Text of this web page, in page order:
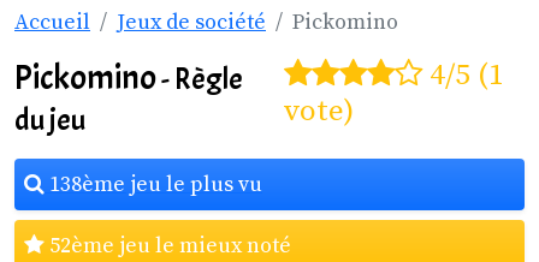
Accueil Jeux de société Pickomino
Pickomino- Règle
du jeu
4/5 (1
vote)
138ème jeu le plus vu
52ème jeu le mieux noté